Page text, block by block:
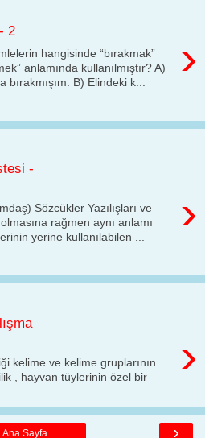
2
›
hangisinde “bırakmak”
anlamında kullanılmıştır? A)
bırakmışım. B) Elindeki k...
-
›
Sözcükler Yazılışları ve
rağmen aynı anlamı
yerine kullanılabilen ...
›
kelime ve kelime gruplarının
, hayvan tüylerinin özel bir
›
Ana Sayfa